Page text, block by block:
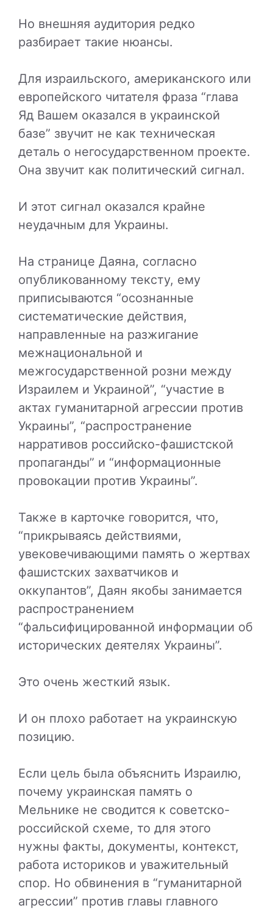
Но внешняя аудитория редко
разбирает такие нюансы.
Для израильского, американского или
европейского читателя фраза “глава
Яд Вашем оказался в украинской
базе” звучит не как техническая
деталь о негосударственном проекте.
Она звучит как политический сигнал.
И этот сигнал оказался крайне
неудачным для Украины.
На странице Даяна, согласно
опубликованному тексту, ему
приписываются “осознанные
систематические действия,
направленные на разжигание
межнациональной и
межгосударственной розни между
Израилем и Украиной”, “участие в
актах гуманитарной агрессии против
Украины”, “распространение
нарративов российско-фашистской
пропаганды” и “информационные
провокации против Украины”.
Также в карточке говорится, что,
“прикрываясь действиями,
увековечивающими память о жертвах
фашистских захватчиков и
оккупантов”, Даян якобы занимается
распространением
“фальсифицированной информации об
исторических деятелях Украины”.
Это очень жесткий язык.
И он плохо работает на украинскую
позицию.
Если цель была объяснить Израилю,
почему украинская память о
Мельнике не сводится к советско-
российской схеме, то для этого
нужны факты, документы, контекст,
работа историков и уважительный
спор. Но обвинения в “гуманитарной
агрессии” против главы главного